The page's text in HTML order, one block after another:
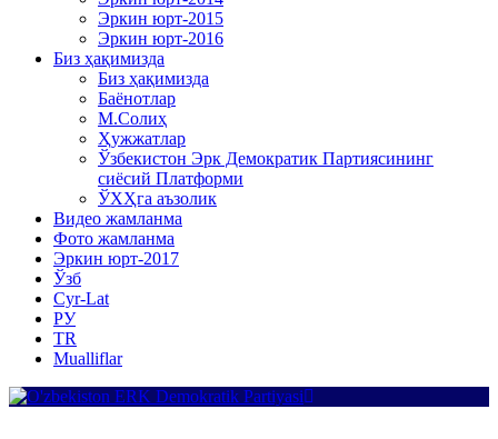
Эркин юрт-2015
Эркин юрт-2016
Биз ҳақимизда
Биз ҳақимизда
Баёнотлар
М.Солиҳ
Ҳужжатлар
Ўзбекистон Эрк Демократик Партиясининг
сиёсий Платформи
ЎХҲга аъзолик
Видео жамланма
Фото жамланма
Эркин юрт-2017
Ўзб
Cyr-Lat
РУ
TR
Mualliflar